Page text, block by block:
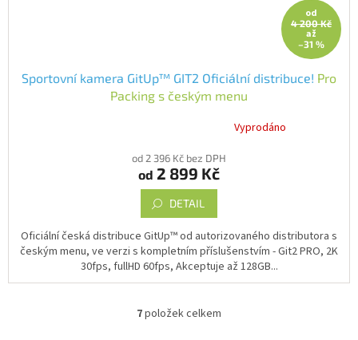
od
4 200 Kč
až
–31 %
Sportovní kamera GitUp™ GIT2 Oficiální distribuce! Pro
Packing s českým menu
hvězdiček.
Vyprodáno
od 2 396 Kč bez DPH
od 2 899 Kč
DETAIL
Oficiální česká distribuce GitUp™ od autorizovaného distributora s
českým menu, ve verzi s kompletním příslušenstvím - Git2 PRO, 2K
30fps, fullHD 60fps, Akceptuje až 128GB...
O
7položek celkem